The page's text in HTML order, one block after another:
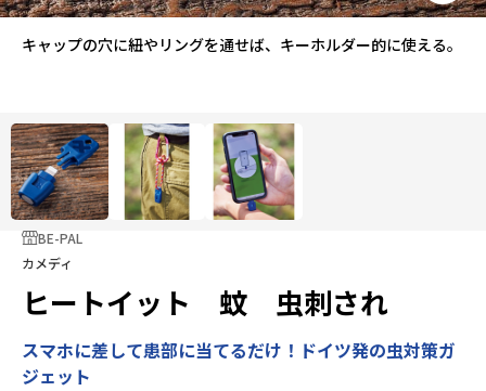
キャップの穴に紐やリングを通せば、キーホルダー的に使える。
BE-PAL
カメディ
ヒートイット 蚊 虫刺され
スマホに差して患部に当てるだけ！ドイツ発の虫対策ガ
ジェット